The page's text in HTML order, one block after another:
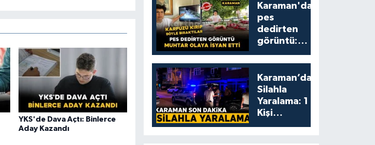
YKS'de Dava Açtı: Binlerce
Aday Kazandı
Karaman'da
pes
dedirten
görüntü:
yumruklayıp
yediler,
artıklarını
kamelyada
bıraktılar
Karaman’da
Silahla
Yaralama: 1
Kişi